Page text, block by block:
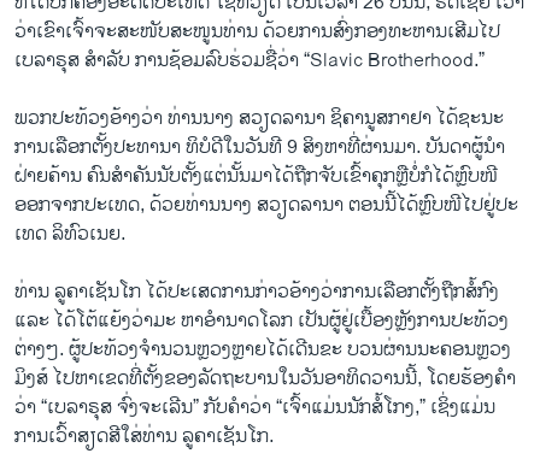
ວ່າເຂົາເຈົ້າຈະສະໜັບສະໜູນທ່ານ ດ້ວຍການສົ່ງກອງທະຫານເສີມໄປ
ເບລາຣຸສ ສຳລັບ ການຊ້ອມລົບຮ່ວມຊື່ວ່າ “Slavic Brotherhood.”
ພວກປະທ້ວງອ້າງວ່າ ທ່ານນາງ ສວຽດລານາ ຊິຄານູສກາຢາ ໄດ້ຊະນະ
ການເລືອກຕັ້ງປະທານາ ທິບໍດີໃນວັນທີ 9 ສິງຫາທີ່ຜ່ານມາ. ບັນດາຜູ້ນຳ
ຝ່າຍຄ້ານ ຄົນສຳຄັນນັບຕັ້ງແຕ່ນັ້ນມາໄດ້ຖືກຈັບເຂົ້າຄຸກຫຼືບໍ່ກໍໄດ້ຫຼົບໜີ
ອອກຈາກປະເທດ, ດ້ວຍທ່ານນາງ ສວຽດລານາ ຕອນນີ້ໄດ້ຫຼົບໜີໄປຢູ່ປະ
ເທດ ລິທົວເນຍ.
ທ່ານ ລູຄາເຊັນໂກ ໄດ້ປະເສດການກ່າວອ້າງວ່າການເລືອກຕັ້ງຖືກສໍ້ກົງ
ແລະ ໄດ້ໂຕ້ແຍ້ງວ່າມະ ຫາອຳນາດໂລກ ເປັນຜູ້ຢູ່ເບື້ອງຫຼັງການປະທ້ວງ
ຕ່າງໆ. ຜູ້ປະທ້ວງຈຳນວນຫຼວງຫຼາຍໄດ້ເດີນຂະ ບວນຜ່ານນະຄອນຫຼວງ
ມິງສ໌ ໄປຫາເຂດທີ່ຕັ້ງຂອງລັດຖະບານໃນວັນອາທິດວານນີ້, ໂດຍຮ້ອງຄຳ
ວ່າ “ເບລາຣຸສ ຈົ່ງຈະເລີນ” ກັບຄຳວ່າ “ເຈົ້າແມ່ນນັກສໍ້ໂກງ,” ເຊິ່ງແມ່ນ
ການເວົ້າສຽດສີໃສ່ທ່ານ ລູຄາເຊັນໂກ.